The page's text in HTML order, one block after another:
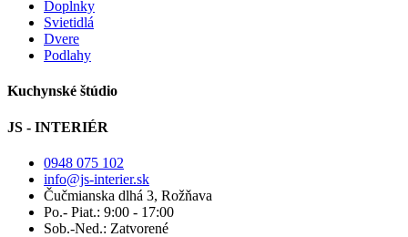
Doplnky
Svietidlá
Dvere
Podlahy
Kuchynské štúdio
JS - INTERIÉR
0948 075 102
info@js-interier.sk
Čučmianska dlhá 3, Rožňava
Po.- Piat.: 9:00 - 17:00
Sob.-Ned.: Zatvorené